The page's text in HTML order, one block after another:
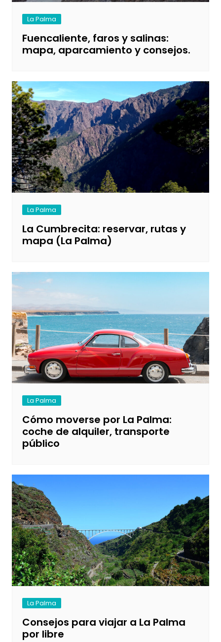
La Palma
Fuencaliente, faros y salinas:
mapa, aparcamiento y consejos.
La Palma
La Cumbrecita: reservar, rutas y
mapa (La Palma)
La Palma
Cómo moverse por La Palma:
coche de alquiler, transporte
público
La Palma
Consejos para viajar a La Palma
por libre